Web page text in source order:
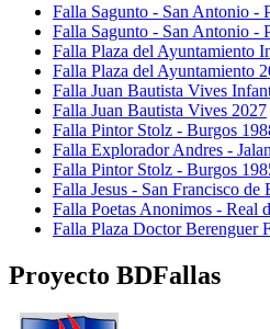
Falla Sagunto - San Antonio -
Falla Sagunto - San Antonio -
Falla Plaza del Ayuntamiento
Falla Plaza del Ayuntamiento
Falla Juan Bautista Vives
Falla Juan Bautista Vives 2027
Falla Pintor Stolz - Burgos
Falla Explorador Andres -
Falla Pintor Stolz - Burgos
Falla Jesus - San Francisco de
Falla Poetas Anonimos - Real
Falla Plaza Doctor Berenguer
Proyecto BDFallas